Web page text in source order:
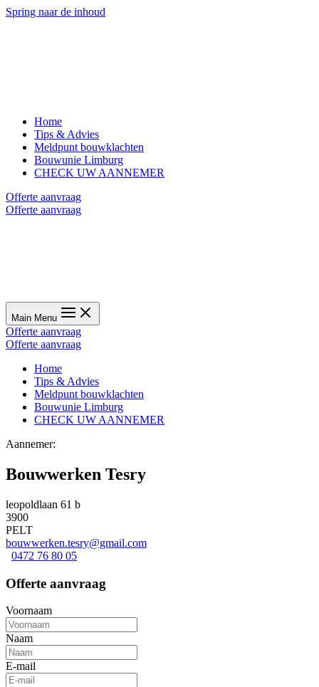
Spring naar de inhoud
Home
Tips & Advies
Meldpunt bouwklachten
Bouwunie Limburg
CHECK UW AANNEMER
Offerte aanvraag
Offerte aanvraag
Main Menu
Offerte aanvraag
Offerte aanvraag
Home
Tips & Advies
Meldpunt bouwklachten
Bouwunie Limburg
CHECK UW AANNEMER
Aannemer:
Bouwwerken Tesry
leopoldlaan 61 b
3900
PELT
bouwwerken.tesry@gmail.com
0472 76 80 05
Offerte aanvraag
Voornaam
Naam
E-mail